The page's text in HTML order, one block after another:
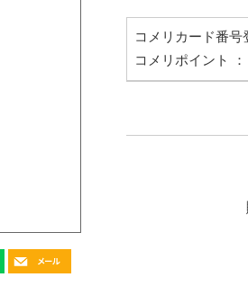
コメリカード番
コメリポイント ：